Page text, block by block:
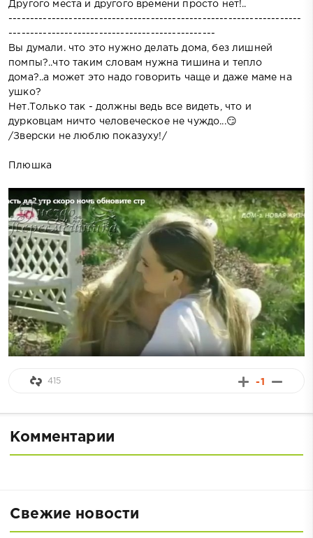
Другого места и другого времени просто нет!..
--------------------------------------------------------------------
------------------------------------------------
Вы думали. что это нужно делать дома, без лишней
помпы?..что таким словам нужна тишина и тепло
дома?..а может это надо говорить чаще и даже маме на
ушко?
Нет.Только так - должны ведь все видеть, что и
дурковцам ничто человеческое не чуждо...😏
/Зверски не люблю показуху!/
Плюшка
-1
415
Комментарии
Свежие новости